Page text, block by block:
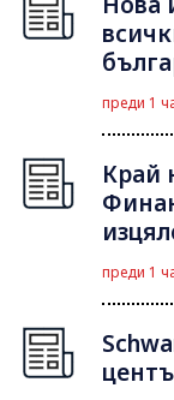
преди 1
Край
преди 1